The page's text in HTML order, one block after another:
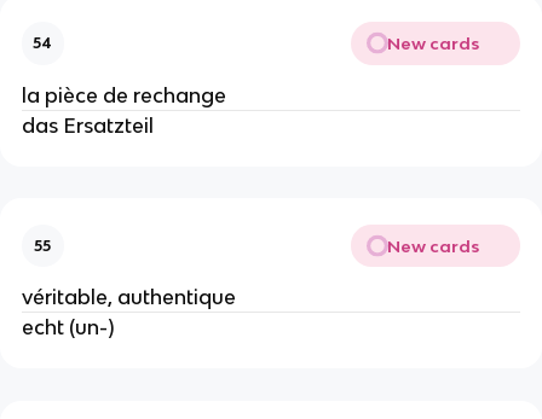
54 New cards
la pièce de rechange
das Ersatzteil
55 New cards
véritable, authentique
echt (un-)